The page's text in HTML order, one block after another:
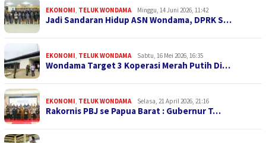
EKONOMI TELUK WONDAMA Minggu, 14 Juni 2026, 11:42
Jadi Sandaran Hidup ASN Wondama, DPRK S…
EKONOMI TELUK WONDAMA Sabtu, 16 Mei 2026, 16:35
Wondama Target 3 Koperasi Merah Putih Di…
EKONOMI TELUK WONDAMA Selasa, 21 April 2026, 21:16
Rakornis PBJ se Papua Barat : Gubernur T…